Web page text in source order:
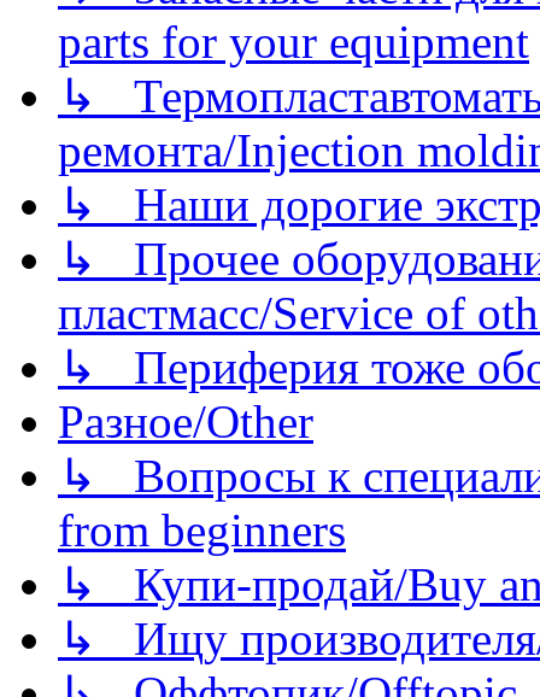
parts for your equipment
↳
ремонта/Injection
↳ Наши дорогие
↳ Прочее
пластмасс/Service of
↳ Периферия тоже
Разное/Other
↳ Вопросы к
from beginners
↳ Купи-продай/Buy
↳ Ищу